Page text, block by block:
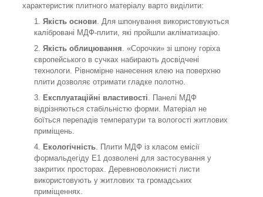
характеристик плитного матеріалу варто виділити:
Якість основи . Для шпонування використовуються
калібровані МДФ-плити, які пройшли акліматизацію.
Якість облицювання . «Сорочки» зі шпону горіха
європейського в сучках набирають досвідчені
технологи. Рівномірне нанесення клею на поверхню
плити дозволяє отримати гладке полотно.
Експлуатаційні властивості . Панелі МДФ
відрізняються стабільністю форми. Матеріал не
боїться перепадів температури та вологості житлових
приміщень.
Екологічність . Плити МДФ із класом емісії
формальдегіду Е1 дозволені для застосування у
закритих просторах. Деревноволокнисті листи
використовують у житлових та громадських
приміщеннях.